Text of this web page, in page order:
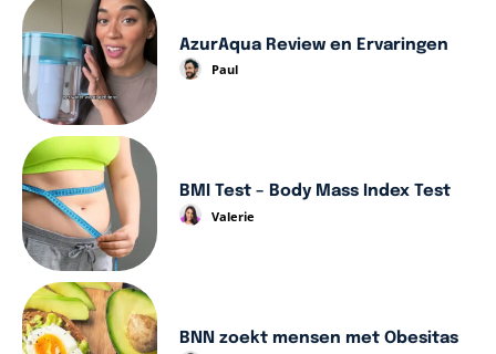
AzurAqua Review en Ervaringen
Paul
BMI Test – Body Mass Index Test
Valerie
BNN zoekt mensen met Obesitas